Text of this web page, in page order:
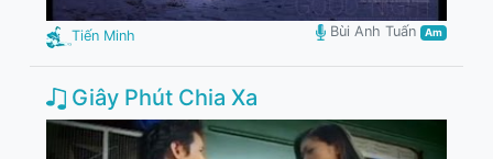
Tiến Minh Bùi Anh Tuấn Am
Giây Phút Chia Xa